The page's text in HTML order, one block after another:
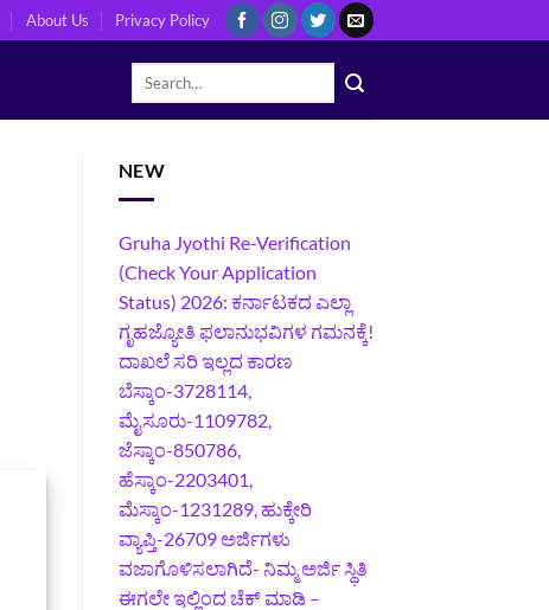
About Us Privacy Policy
NEW
Gruha Jyothi Re-Verification
(Check Your Application
Status) 2026: ಕರ್ನಾಟಕದ ಎಲ್ಲಾ
ಗೃಹಜ್ಯೋತಿ ಫಲಾನುಭವಿಗಳ ಗಮನಕ್ಕೆ!
ದಾಖಲೆ ಸರಿ ಇಲ್ಲದ ಕಾರಣ
ಬೆಸ್ಕಾಂ-3728114,
ಮೈಸೂರು-1109782,
ಜೆಸ್ಕಾಂ-850786,
ಹೆಸ್ಕಾಂ-2203401,
ಮೆಸ್ಕಾಂ-1231289, ಹುಕ್ಕೇರಿ
ವ್ಯಾಪ್ತಿ-26709 ಅರ್ಜಿಗಳು
ವಜಾಗೊಳಿಸಲಾಗಿದೆ- ನಿಮ್ಮ ಅರ್ಜಿ ಸ್ಥಿತಿ
ಈಗಲೇ ಇಲ್ಲಿಂದ ಚೆಕ್ ಮಾಡಿ –